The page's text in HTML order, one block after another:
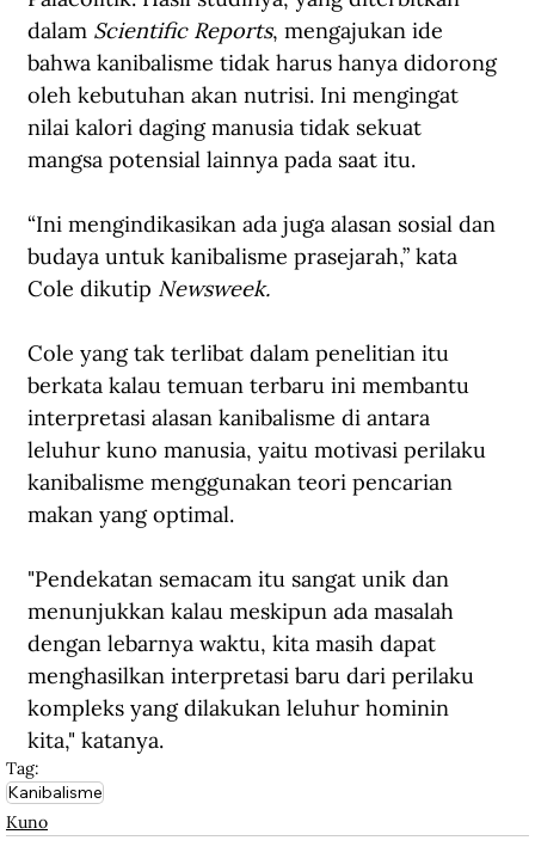
dalam Scientific Reports, mengajukan ide
bahwa kanibalisme tidak harus hanya didorong
oleh kebutuhan akan nutrisi. Ini mengingat
nilai kalori daging manusia tidak sekuat
mangsa potensial lainnya pada saat itu.
“Ini mengindikasikan ada juga alasan sosial dan
budaya untuk kanibalisme prasejarah,” kata
Cole dikutip Newsweek.
Cole yang tak terlibat dalam penelitian itu
berkata kalau temuan terbaru ini membantu
interpretasi alasan kanibalisme di antara
leluhur kuno manusia, yaitu motivasi perilaku
kanibalisme menggunakan teori pencarian
makan yang optimal.
"Pendekatan semacam itu sangat unik dan
menunjukkan kalau meskipun ada masalah
dengan lebarnya waktu, kita masih dapat
menghasilkan interpretasi baru dari perilaku
kompleks yang dilakukan leluhur hominin
kita," katanya.
Tag:
Kanibalisme
Kuno